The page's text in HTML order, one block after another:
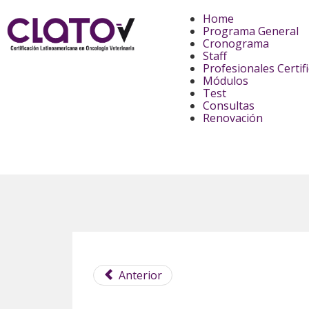
Home
Programa General
Cronograma
Staff
Profesionales
Módulos
Test
Consultas
Renovación
Anterior